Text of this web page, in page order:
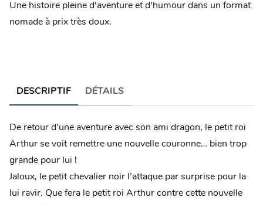
Une histoire pleine d'aventure et d'humour dans un format
nomade à prix très doux.
DESCRIPTIF DÉTAILS
De retour d’une aventure avec son ami dragon, le petit roi
Arthur se voit remettre une nouvelle couronne… bien trop
grande pour lui !
Jaloux, le petit chevalier noir l’attaque par surprise pour la
lui ravir. Que fera le petit roi Arthur contre cette nouvelle